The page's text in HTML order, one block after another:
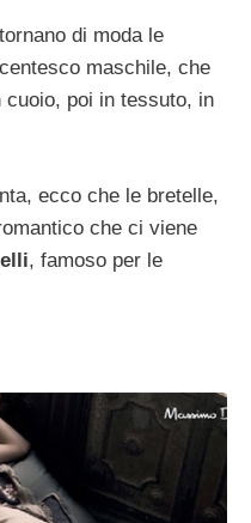
di moda le
maschile, che
poi in tessuto, in
ecco che le bretelle,
che ci viene
, famoso per le